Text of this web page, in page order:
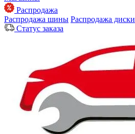
Распродажа
Распродажа шины Распродажа диски
Статус заказа